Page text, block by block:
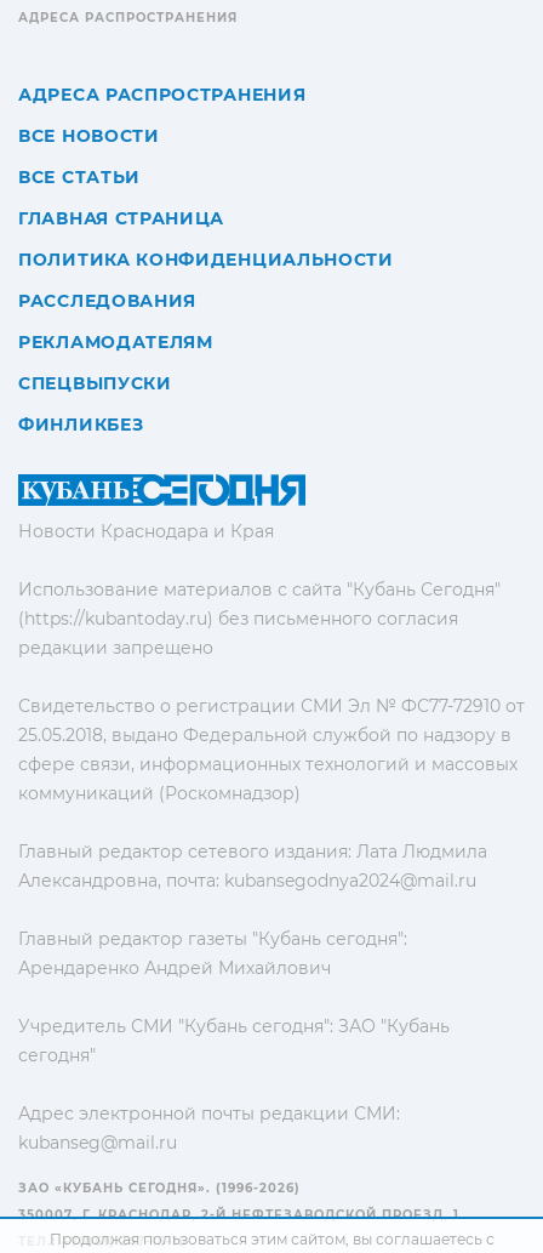
Новости Краснодара и Края
Использование материалов с сайта "Кубань Сегодня"
(https://kubantoday.ru) без письменного согласия
редакции запрещено
Свидетельство о регистрации СМИ Эл № ФС77-72910 от
25.05.2018, выдано Федеральной службой по надзору в
сфере связи, информационных технологий и массовых
коммуникаций (Роскомнадзор)
Главный редактор сетевого издания: Лата Людмила
Александровна, почта: kubansegodnya2024@mail.ru
Главный редактор газеты "Кубань сегодня":
Арендаренко Андрей Михайлович
Учредитель СМИ "Кубань сегодня": ЗАО "Кубань
сегодня"
Адрес электронной почты редакции СМИ:
kubanseg@mail.ru
АДРЕСА РАСПРОСТРАНЕНИЯ
АДРЕСА РАСПРОСТРАНЕНИЯ
ВСЕ НОВОСТИ
ВСЕ СТАТЬИ
ГЛАВНАЯ СТРАНИЦА
ПОЛИТИКА КОНФИДЕНЦИАЛЬНОСТИ
РАССЛЕДОВАНИЯ
РЕКЛАМОДАТЕЛЯМ
СПЕЦВЫПУСКИ
ФИНЛИКБЕЗ
ЗАО «КУБАНЬ СЕГОДНЯ». (1996-2026)
350007, Г. КРАСНОДАР, 2-Й НЕФТЕЗАВОДСКОЙ ПРОЕЗД, 1
ТЕЛ.: +7(861) 267-15-15
Продолжая пользоваться этим сайтом, вы соглашаетесь с